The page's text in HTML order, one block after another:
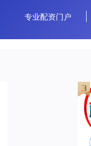
专业配资门户